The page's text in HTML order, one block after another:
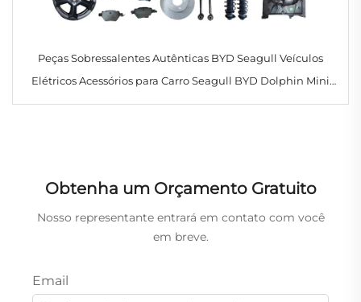
Peças Sobressalentes Autênticas BYD Seagull Veículos
Elétricos Acessórios para Carro Seagull BYD Dolphin Mini
2024 2025 2023
Obtenha um Orçamento Gratuito
Nosso representante entrará em contato com você
em breve.
Email